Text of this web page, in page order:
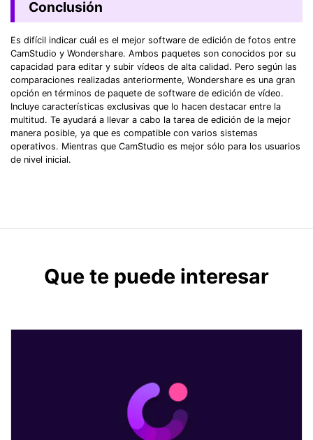
Conclusión
Es difícil indicar cuál es el mejor software de edición de fotos entre
CamStudio y Wondershare. Ambos paquetes son conocidos por su
capacidad para editar y subir vídeos de alta calidad. Pero según las
comparaciones realizadas anteriormente, Wondershare es una gran
opción en términos de paquete de software de edición de vídeo.
Incluye características exclusivas que lo hacen destacar entre la
multitud. Te ayudará a llevar a cabo la tarea de edición de la mejor
manera posible, ya que es compatible con varios sistemas
operativos. Mientras que CamStudio es mejor sólo para los usuarios
de nivel inicial.
Que te puede interesar